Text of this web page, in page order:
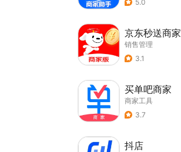
5.0
京东秒送商家
销售管理
3.1
买单吧商家
商家工具
3.7
抖店